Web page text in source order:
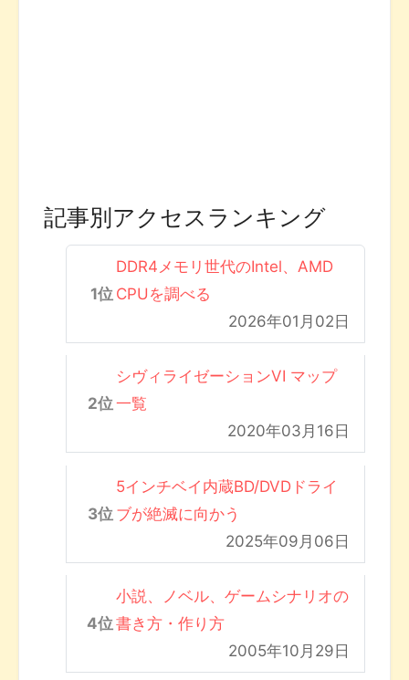
記事別アクセスランキング
DDR4メモリ世代のIntel、AMD
CPUを調べる
2026年01月02日
シヴィライゼーションVI マップ
一覧
2020年03月16日
5インチベイ内蔵BD/DVDドライ
ブが絶滅に向かう
2025年09月06日
小説、ノベル、ゲームシナリオの
書き方・作り方
2005年10月29日